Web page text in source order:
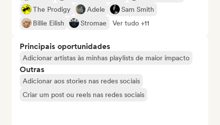
The Prodigy
Adele
Sam Smith
Billie Eilish
Stromae Ver tudo +11
Principais oportunidades
Adicionar artistas às minhas playlists de maior impacto
Outras
Adicionar aos stories nas redes sociais
Criar um post ou reels nas redes sociais